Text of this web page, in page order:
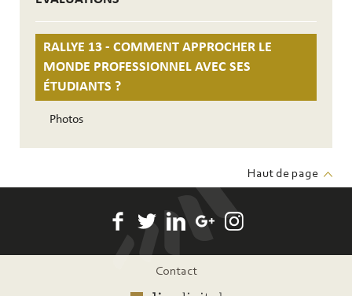
RALLYE 13 - COMMENT APPROCHER LE
MONDE PROFESSIONNEL AVEC SES
ÉTUDIANTS ?
Photos
Haut de page
Contact